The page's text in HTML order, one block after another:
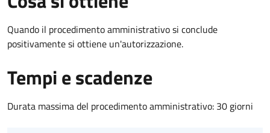
Quando il procedimento amministrativo si conclude
positivamente si ottiene un'autorizzazione.
Tempi e scadenze
Durata massima del procedimento amministrativo: 30 giorni